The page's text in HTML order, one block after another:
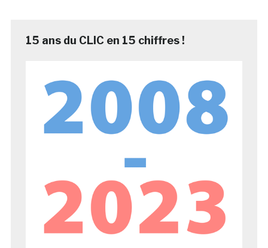
15 ans du CLIC en 15 chiffres !